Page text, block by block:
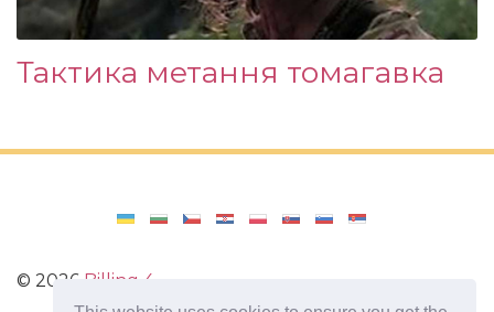
Тактика метання томагавка
© 2026 Billing 4